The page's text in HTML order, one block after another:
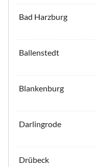
Bad Harzburg
Ballenstedt
Blankenburg
Darlingrode
Drübeck